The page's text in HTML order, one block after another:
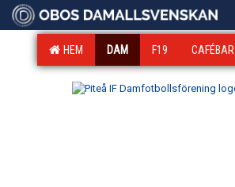
HEM DAM F19 CAFÉBAR